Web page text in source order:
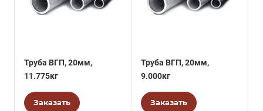
Труба ВГП, 20мм,
11.775кг
Заказать
Труба ВГП, 20мм,
9.000кг
Заказать